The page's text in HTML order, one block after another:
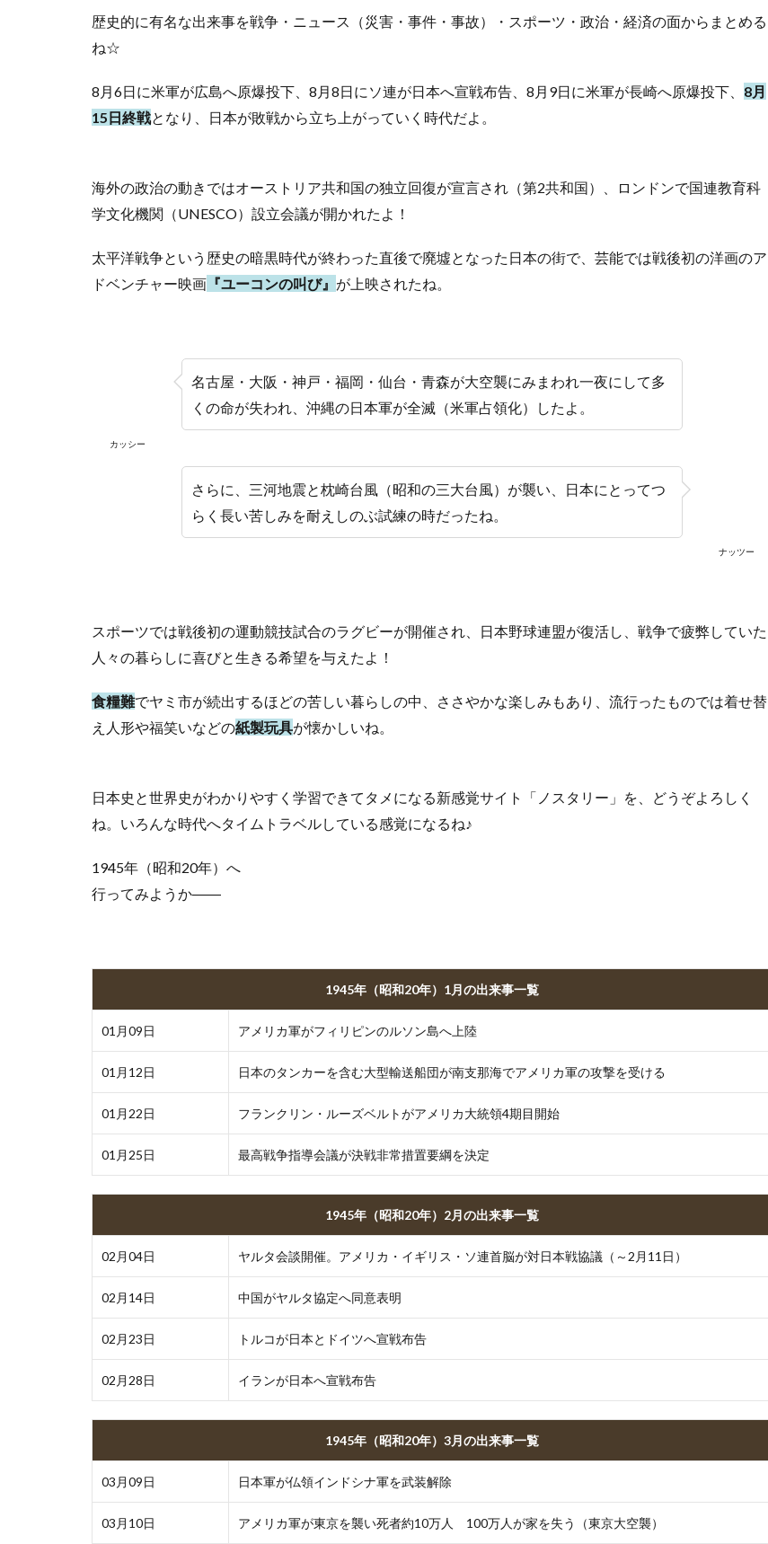
歴史的に有名な出来事を戦争・ニュース（災害・事件・事故）・スポーツ・政治・経済の面からまとめる
ね☆
8月6日に米軍が広島へ原爆投下、8月8日にソ連が日本へ宣戦布告、8月9日に米軍が長崎へ原爆投下、 8月
15日終戦となり、日本が敗戦から立ち上がっていく時代だよ。
海外の政治の動きではオーストリア共和国の独立回復が宣言され（第2共和国）、ロンドンで国連教育科
学文化機関（UNESCO）設立会議が開かれたよ！
太平洋戦争という歴史の暗黒時代が終わった直後で廃墟となった日本の街で、芸能では戦後初の洋画のア
ドベンチャー映画 『ユーコンの叫び』 が上映されたね。
カッシー
名古屋・大阪・神戸・福岡・仙台・青森が大空襲にみまわれ一夜にして多
くの命が失われ、沖縄の日本軍が全滅（米軍占領化）したよ。
ナッツー
さらに、三河地震と枕崎台風（昭和の三大台風）が襲い、日本にとってつ
らく長い苦しみを耐えしのぶ試練の時だったね。
スポーツでは戦後初の運動競技試合のラグビーが開催され、日本野球連盟が復活し、戦争で疲弊していた
人々の暮らしに喜びと生きる希望を与えたよ！
食糧難でヤミ市が続出するほどの苦しい暮らしの中、ささやかな楽しみもあり、流行ったものでは着せ替
え人形や福笑いなどの紙製玩具が懐かしいね。
日本史と世界史がわかりやすく学習できてタメになる新感覚サイト「ノスタリー」を、どうぞよろしく
ね。いろんな時代へタイムトラベルしている感覚になるね♪
1945年（昭和20年）へ
行ってみようか――
1945年（昭和20年）1月の出来事一覧
01月09日 アメリカ軍がフィリピンのルソン島へ上陸
01月12日 日本のタンカーを含む大型輸送船団が南支那海でアメリカ軍の攻撃を受ける
01月22日 フランクリン・ルーズベルトがアメリカ大統領4期目開始
01月25日 最高戦争指導会議が決戦非常措置要綱を決定
1945年（昭和20年）2月の出来事一覧
02月04日 ヤルタ会談開催。アメリカ・イギリス・ソ連首脳が対日本戦協議（～2月11日）
02月14日 中国がヤルタ協定へ同意表明
02月23日 トルコが日本とドイツへ宣戦布告
02月28日 イランが日本へ宣戦布告
1945年（昭和20年）3月の出来事一覧
03月09日 日本軍が仏領インドシナ軍を武装解除
03月10日 アメリカ軍が東京を襲い死者約10万人 100万人が家を失う（東京大空襲）